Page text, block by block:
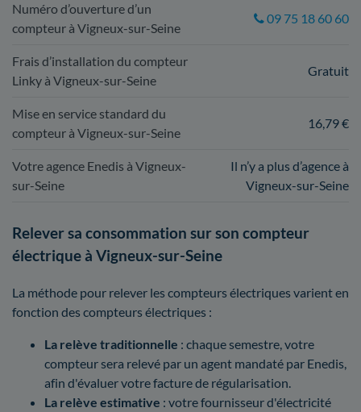
Numéro d’ouverture d’un
compteur à Vigneux-sur-Seine
09 75 18 60 60
Frais d’installation du compteur
Linky à Vigneux-sur-Seine
Gratuit
Mise en service standard du
compteur à Vigneux-sur-Seine
16,79 €
Votre agence Enedis à Vigneux-
sur-Seine
Il n’y a plus d’agence à
Vigneux-sur-Seine
Relever sa consommation sur son compteur
électrique à Vigneux-sur-Seine
La méthode pour relever les compteurs électriques varient en
fonction des compteurs électriques :
La relève traditionnelle : chaque semestre, votre
compteur sera relevé par un agent mandaté par Enedis,
afin d'évaluer votre facture de régularisation.
La relève estimative : votre fournisseur d'électricité